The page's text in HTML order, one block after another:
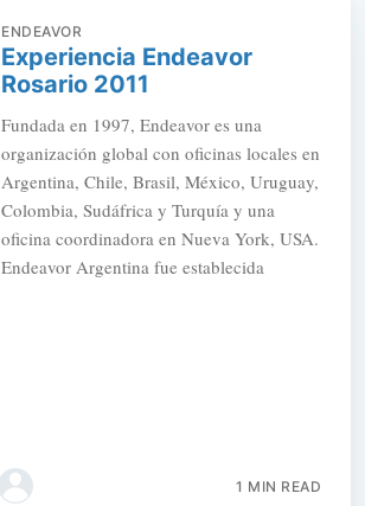
ENDEAVOR
Experiencia Endeavor
Rosario 2011
Fundada en 1997, Endeavor es una
organización global con oficinas locales en
Argentina, Chile, Brasil, México, Uruguay,
Colombia, Sudáfrica y Turquía y una
oficina coordinadora en Nueva York, USA.
Endeavor Argentina fue establecida
1 MIN READ